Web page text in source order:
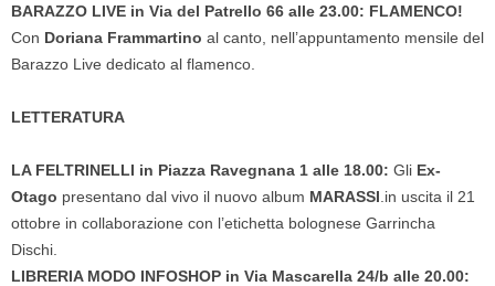
BARAZZO LIVE in Via del Patrello 66 alle 23.00: FLAMENCO!
Con Doriana Frammartino al canto, nell’appuntamento mensile del
Barazzo Live dedicato al flamenco.
LETTERATURA
LA FELTRINELLI in Piazza Ravegnana 1 alle 18.00: Gli Ex-
Otago presentano dal vivo il nuovo album MARASSI .in uscita il 21
ottobre in collaborazione con l’etichetta bolognese Garrincha
Dischi.
LIBRERIA MODO INFOSHOP in Via Mascarella 24/b alle 20.00: